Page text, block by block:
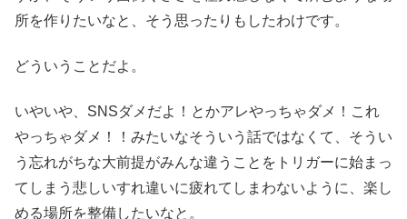
所を作りたいなと、そう思ったりもしたわけです。
どういうことだよ。
いやいや、SNSダメだよ！とかアレやっちゃダメ！これ
やっちゃダメ！！みたいなそういう話ではなくて、そうい
う忘れがちな大前提がみんな違うことをトリガーに始まっ
てしまう悲しいすれ違いに疲れてしまわないように、楽し
める場所を整備したいなと。